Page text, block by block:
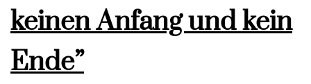
keinen Anfang und kein
Ende”